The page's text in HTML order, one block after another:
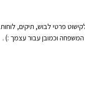
פרטי לבוש, תיקים, לוחות
וכמובן עבור עצמך :) .